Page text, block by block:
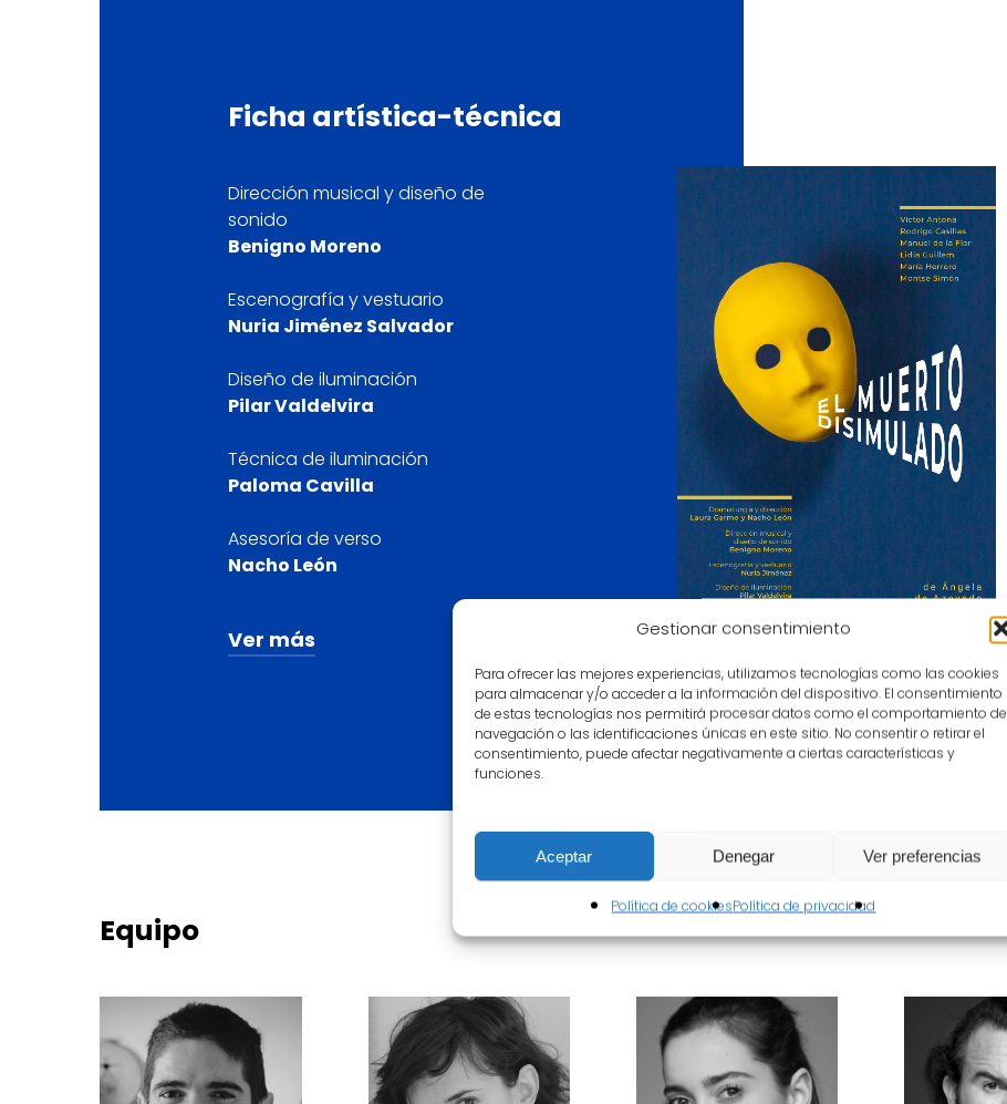
Gestionar consentimiento
Para ofrecer las mejores experiencias, utilizamos tecnologías como las cookies
para almacenar y/o acceder a la información del dispositivo. El consentimiento
de estas tecnologías nos permitirá procesar datos como el comportamiento de
navegación o las identificaciones únicas en este sitio. No consentir o retirar el
consentimiento, puede afectar negativamente a ciertas características y
funciones.
Aceptar Denegar Ver preferencias
Política de cookiesPolítica de privacidad
Ficha artística-técnica
Dirección musical y diseño de
sonido
Benigno Moreno
Escenografía y vestuario
Nuria Jiménez Salvador
Diseño de iluminación
Pilar Valdelvira
Técnica de iluminación
Paloma Cavilla
Asesoría de verso
Nacho León
Ver más
Víctor Antona, Rodrigo Casillas,
Manuel de la Flor, Lidia Guillem,
María Herrero y Montse Simón
Equipo